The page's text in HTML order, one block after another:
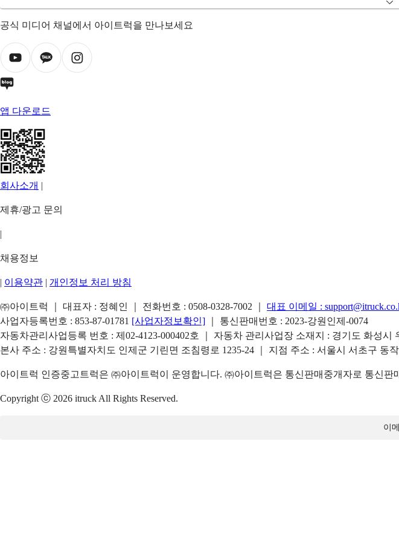
공식 미디어 채널에서 아이트럭을 만나보세요
앱 다운로드
회사소개 |
제휴/광고 문의
|
채용정보
| 이용약관 | 개인정보 처리 방침
㈜아이트럭 ｜ 대표자 : 정혜인 ｜ 전화번호 : 0508-0328-7002 대표 이메일 :
사업자등록번호 : 853-87-01781 [사업자정보확인]
｜ 통신판매번호 : 2023-강원인제-0074
자동차관리사업등록 번호 : 제02-4123-000402호 ｜ 자동차 관리사업장 소재지 : 경기도 화성시
본사 주소 : 강원특별자치도 인제군 기린면 조침령로 1235-24 ｜ 지점 주소 : 서울시 서초구 동
아이트럭 인증중고트럭은 ㈜아이트럭이 운영합니다. ㈜아이트럭은 통신판매중개자로 통신
Copyright ⓒ 2026 itruck All Rights Reserved.
이